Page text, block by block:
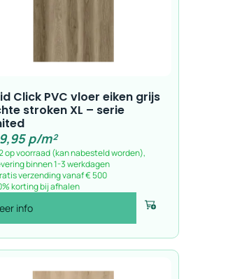
Click PVC vloer eiken grijs
stroken XL – serie
p/m²
op voorraad (kan nabesteld worden),
binnen 1-3 werkdagen
verzending vanaf € 500
korting bij afhalen
info Voeg toe